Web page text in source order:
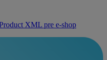
XML pre e‑shop